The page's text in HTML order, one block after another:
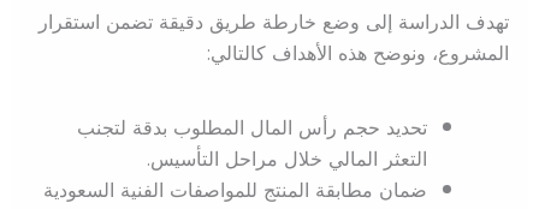
تهدف الدراسة إلى وضع خارطة طريق دقيقة تضمن استقرار
المشروع، ونوضح هذه الأهداف كالتالي:
تحديد حجم رأس المال المطلوب بدقة لتجنب
التعثر المالي خلال مراحل التأسيس.
ضمان مطابقة المنتج للمواصفات الفنية السعودية